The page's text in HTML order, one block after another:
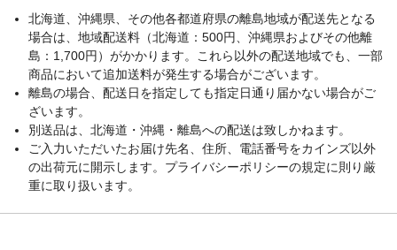
北海道、沖縄県、その他各都道府県の離島地域が配送先となる
場合は、地域配送料（北海道：500円、沖縄県およびその他離
島：1,700円）がかかります。これら以外の配送地域でも、一部
商品において追加送料が発生する場合がございます。
離島の場合、配送日を指定しても指定日通り届かない場合がご
ざいます。
別送品は、北海道・沖縄・離島への配送は致しかねます。
ご入力いただいたお届け先名、住所、電話番号をカインズ以外
の出荷元に開示します。プライバシーポリシーの規定に則り厳
重に取り扱います。